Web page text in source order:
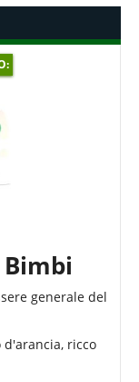
generale del
ricco